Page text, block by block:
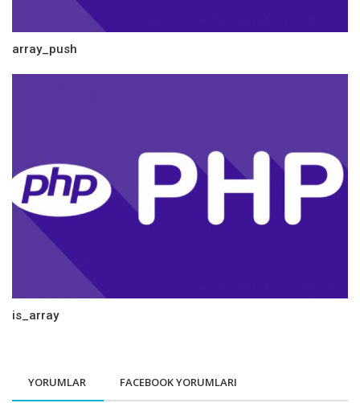
array_push
is_array
YORUMLAR FACEBOOK YORUMLARI